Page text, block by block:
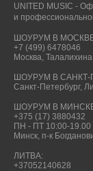
UNITED MUSIC -
и
ШОУРУМ В
+7 (499) 6478046
Москва,
ШОУРУМ В САНКТ-
Санкт-Петербург,
ШОУРУМ В
+375 (17) 3880432
ПН - ПТ 10:00-19.00
Минск, п-к
ЛИТВА:
+37052140628